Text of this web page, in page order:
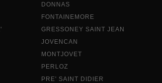
DONNAS
FONTAINEMORE
GRESSONEY SAINT JEAN
JOVENCAN
MONTJOVET
PERLOZ
PRE' SAINT DIDIER